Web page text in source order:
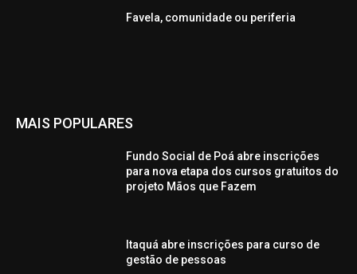
Favela, comunidade ou periferia
MAIS POPULARES
Fundo Social de Poá abre inscrições
para nova etapa dos cursos gratuitos do
projeto Mãos que Fazem
Itaquá abre inscrições para curso de
gestão de pessoas